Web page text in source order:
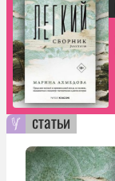
статьи